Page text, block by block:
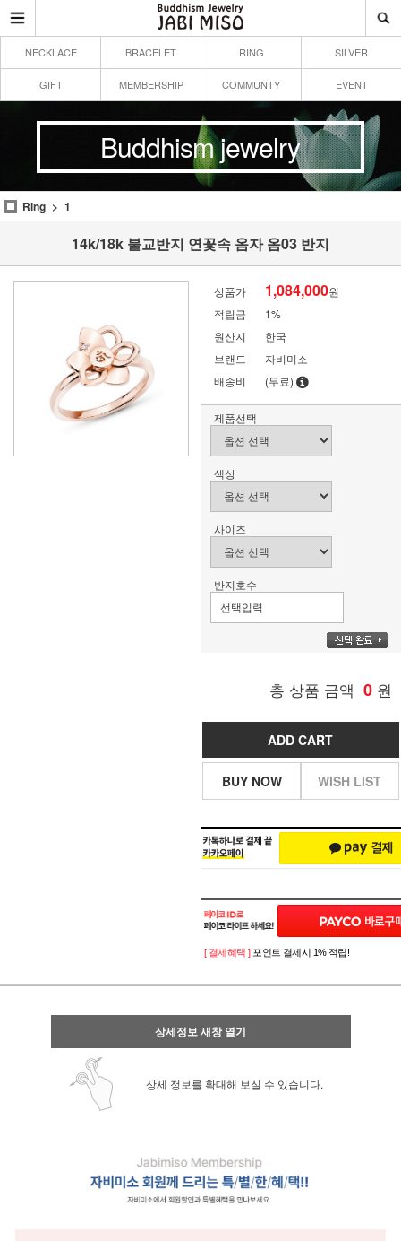
NECKLACE BRACELET RING SILVER
GIFT MEMBERSHIP COMMUNTY EVENT
Buddhism jewelry
Ring 1
14k/18k 불교반지 연꽃속 옴자 옴03 반지
상품가 1,084,000원
적립금
1%
원산지
한국
브랜드
자비미소
배송비
(무료)
제품선택
색상
사이즈
반지호수
총 상품 금액 0 원
ADD CART
BUY NOW WISH LIST
[ 결제혜택 ] 포인트 결제시 1% 적립!
상세정보 새창 열기
상세 정보를 확대해 보실 수 있습니다.